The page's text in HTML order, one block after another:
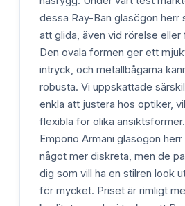
dessa Ray-Ban glasögon herr
att glida, även vid rörelse
Den ovala formen ger ett
intryck, och metallbågarna
robusta. Vi uppskattade
enkla att justera hos optiker,
flexibla för olika
Emporio Armani glasögon
något mer diskreta, men de
dig som vill ha en stilren look
för mycket. Priset är rimligt